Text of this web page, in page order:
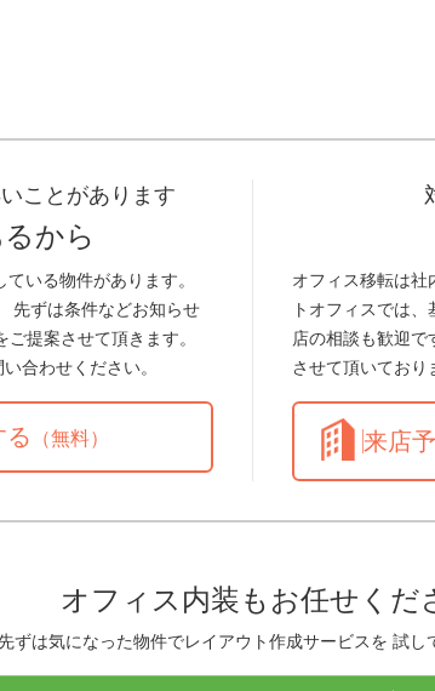
ことがあります
から
いる物件があります。
先ずは条件などお知らせ
提案させて頂きます。
合わせください。
る （無料）
オフィス移転は社
トオフィスでは
店の相談も歓迎で
させて頂いており
来店
オフィス内装もお任せくだ
ずは気になった物件でレイアウト作成サービスを 試し